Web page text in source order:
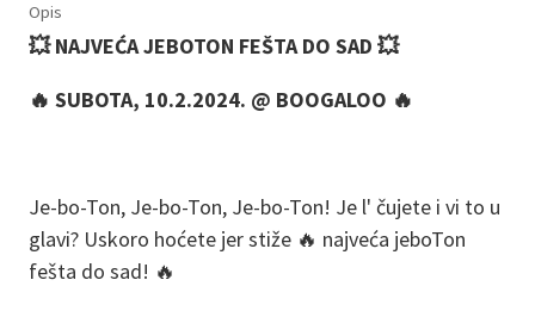
Opis
💥 NAJVEĆA JEBOTON FEŠTA DO SAD 💥
🔥 SUBOTA, 10.2.2024. @ BOOGALOO 🔥
Je-bo-Ton, Je-bo-Ton, Je-bo-Ton! Je l' čujete i vi to u
glavi? Uskoro hoćete jer stiže 🔥 najveća jeboTon
fešta do sad! 🔥